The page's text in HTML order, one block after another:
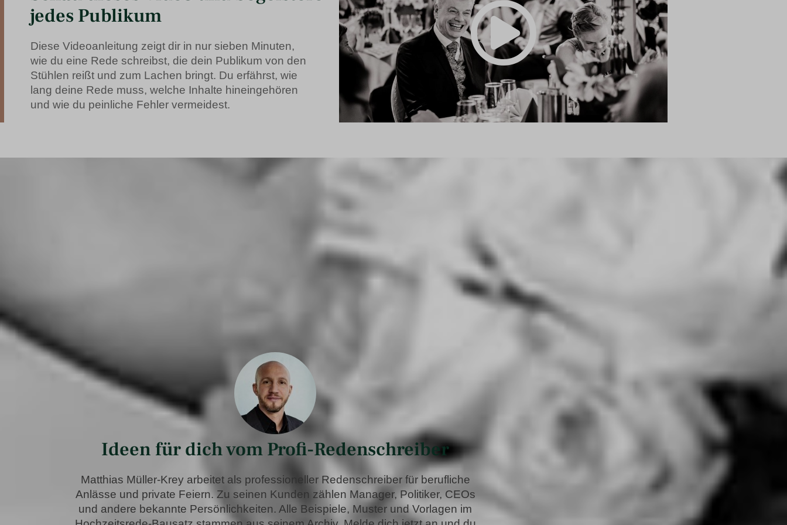
jedes Publikum
Diese Videoanleitung zeigt dir in nur sieben Minuten,
wie du eine Rede schreibst, die dein Publikum von den
Stühlen reißt und zum Lachen bringt. Du erfährst, wie
lang deine Rede muss, welche Inhalte hineingehören
und wie du peinliche Fehler vermeidest.
Ideen für dich vom Profi-Redenschreiber
Matthias Müller-Krey arbeitet als professioneller Redenschreiber für berufliche
Anlässe und private Feiern. Zu seinen Kunden zählen Manager, Politiker, CEOs
und andere bekannte Persönlichkeiten. Alle Beispiele, Muster und Vorlagen im